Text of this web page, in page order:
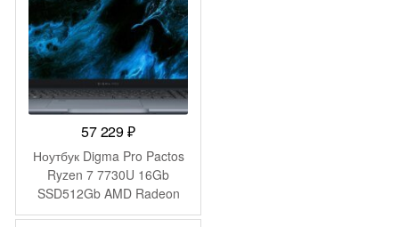
57 229₽
Ноутбук Digma Pro Pactos
Ryzen 7 7730U 16Gb
SSD512Gb AMD Radeon
Graphics 16″ IPS WUXGA